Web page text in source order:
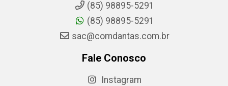
(85) 98895-5291
(85) 98895-5291
sac@comdantas.com.br
Fale Conosco
Instagram